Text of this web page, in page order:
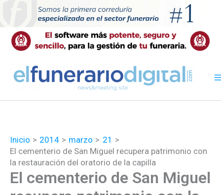
contenido
Inicio 2014 marzo
21
El cementerio de San Miguel recupera patrimonio con
la restauración del oratorio de la capilla
El cementerio de San Miguel